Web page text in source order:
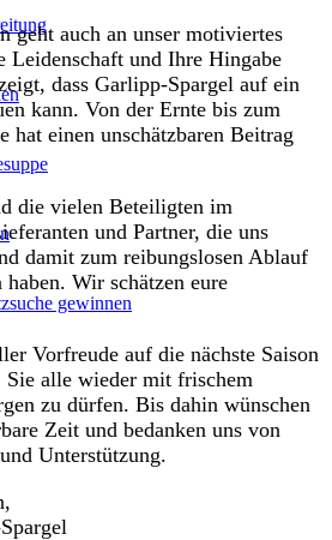
gewinnen
geht auch an unser motiviertes
Leidenschaft und Ihre Hingabe
dass Garlipp-Spargel auf ein
kann. Von der Ernte bis zum
hat einen unschätzbaren Beitrag
die vielen Beteiligten im
und Partner, die uns
damit zum reibungslosen Ablauf
haben. Wir schätzen eure
Vorfreude auf die nächste Saison
Sie alle wieder mit frischem
zu dürfen. Bis dahin wünschen
Zeit und bedanken uns von
Unterstützung.